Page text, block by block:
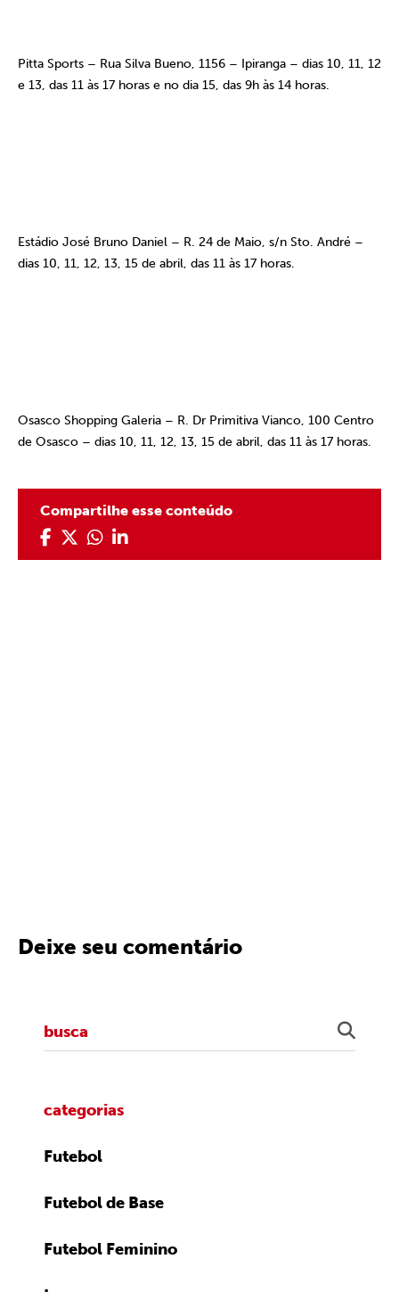
Pitta Sports – Rua Silva Bueno, 1156 – Ipiranga – dias 10, 11, 12
e 13, das 11 às 17 horas e no dia 15, das 9h às 14 horas.
Estádio José Bruno Daniel – R. 24 de Maio, s/n Sto. André –
dias 10, 11, 12, 13, 15 de abril, das 11 às 17 horas.
Osasco Shopping Galeria – R. Dr Primitiva Vianco, 100 Centro
de Osasco – dias 10, 11, 12, 13, 15 de abril, das 11 às 17 horas.
Compartilhe esse conteúdo
Deixe seu comentário
categorias
Futebol
Futebol de Base
Futebol Feminino